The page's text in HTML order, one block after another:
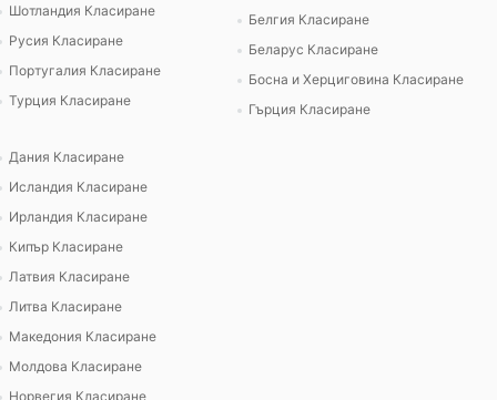
Шотландия Класиране
Русия Класиране
Португалия Класиране
Турция Класиране
Белгия Класиране
Беларус Класиране
Босна и Херциговина Класиране
Гърция Класиране
Дания Класиране
Исландия Класиране
Ирландия Класиране
Кипър Класиране
Латвия Класиране
Литва Класиране
Македония Класиране
Молдова Класиране
Норвегия Класиране